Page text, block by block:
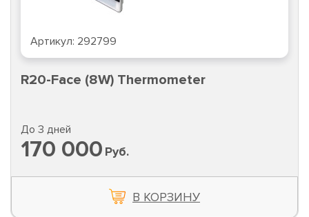
Артикул: 292799
R20-Face (8W) Thermometer
До 3 дней
170 000 Руб.
В КОРЗИНУ